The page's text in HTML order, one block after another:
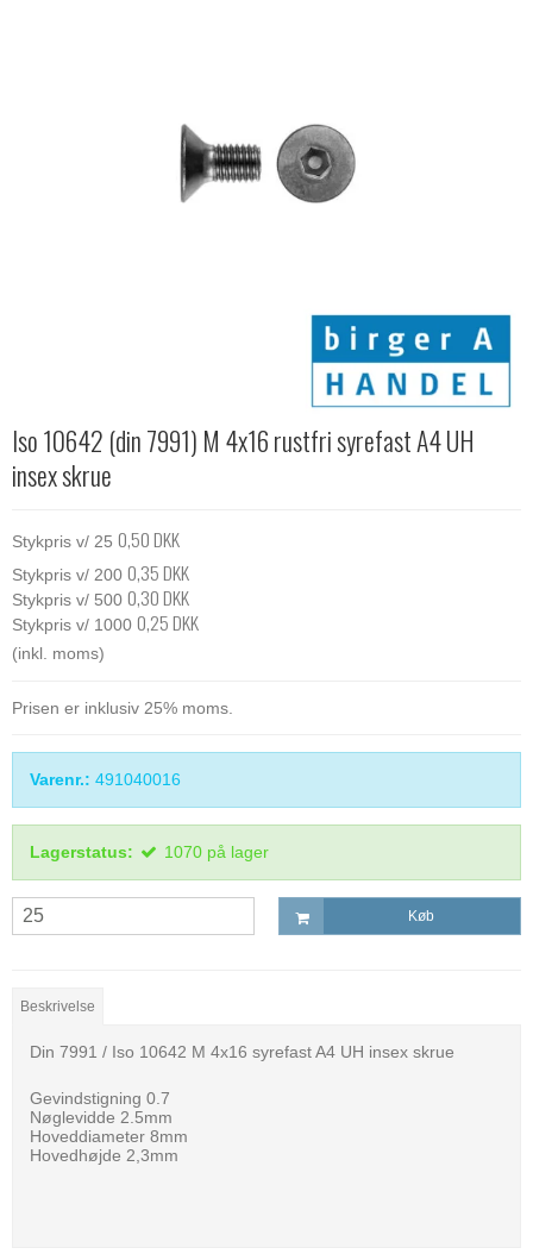
Iso 10642 (din 7991) M 4x16 rustfri syrefast A4 UH
insex skrue
Stykpris v/ 25 0,50 DKK
Stykpris v/ 200 0,35 DKK
Stykpris v/ 500 0,30 DKK
Stykpris v/ 1000 0,25 DKK
(inkl. moms)
Prisen er inklusiv 25% moms.
Varenr.: 491040016
Lagerstatus: 1070 på lager
Køb
Beskrivelse
Din 7991 / Iso 10642 M 4x16 syrefast A4 UH insex skrue
Gevindstigning 0.7
Nøglevidde 2.5mm
Hoveddiameter 8mm
Hovedhøjde 2,3mm